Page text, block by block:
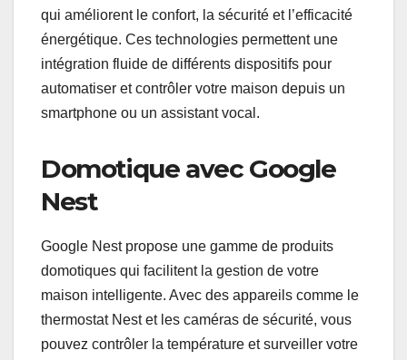
qui améliorent le confort, la sécurité et l’efficacité
énergétique. Ces technologies permettent une
intégration fluide de différents dispositifs pour
automatiser et contrôler votre maison depuis un
smartphone ou un assistant vocal.
Domotique avec Google
Nest
Google Nest propose une gamme de produits
domotiques qui facilitent la gestion de votre
maison intelligente. Avec des appareils comme le
thermostat Nest et les caméras de sécurité, vous
pouvez contrôler la température et surveiller votre